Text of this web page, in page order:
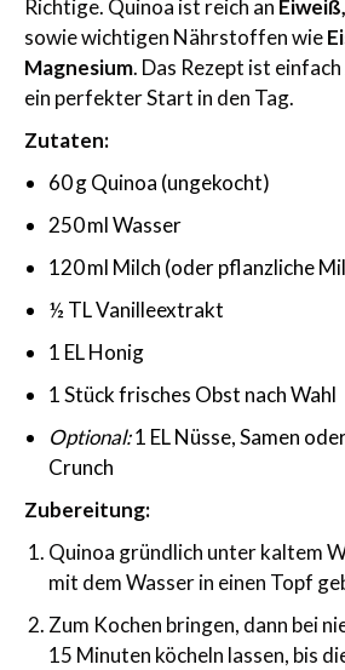
Richtige. Quinoa ist reich an
sowie wichtigen Nährstoffen wie
Magnesium. Das Rezept ist
ein perfekter Start in den Tag.
Zutaten:
60 g Quinoa (ungekocht)
250 ml Wasser
120 ml Milch (oder pflanzliche
½ TL Vanilleextrakt
1 EL Honig
1 Stück frisches Obst nach Wahl
Optional:1 EL Nüsse, Samen
Crunch
Zubereitung:
Quinoa gründlich unter kaltem
mit dem Wasser in einen Topf
Zum Kochen bringen, dann bei
15 Minuten köcheln lassen, bis